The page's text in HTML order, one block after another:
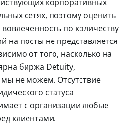
корпоративных
сетях, поэтому оценить
по количеству
на посты не представляется
от того, насколько на
биржа Detuity,
не можем. Отсутствие
статуса
с организации любые
клиентами.